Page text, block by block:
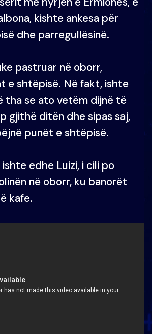
kishte ankesa për
dhe parregullësinë.
pastruar në oborr,
e shtëpisë. Në fakt, ishte
tha se ato vetëm dijnë të
gjithë ditën dhe sipas saj,
punët e shtëpisë.
edhe Luizi, i cili po
në oborr, ku banorët
kafe.